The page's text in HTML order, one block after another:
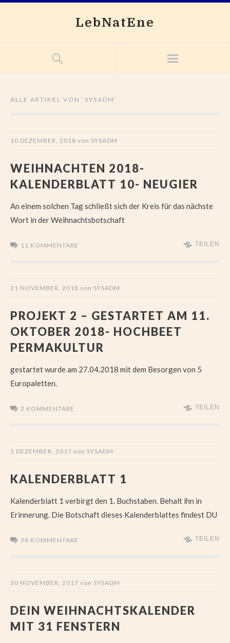
LebNatEne
ALLE ARTIKEL VON ‘ SYSADM ’
10 DEZEMBER, 2018 von SYSADM
WEIHNACHTEN 2018-
KALENDERBLATT 10- NEUGIER
An einem solchen Tag schließt sich der Kreis für das nächste
Wort in der Weihnachtsbotschaft
11 KOMMENTARE TEILEN
21 NOVEMBER, 2018 von SYSADM
PROJEKT 2 – GESTARTET AM 11.
OKTOBER 2018- HOCHBEET
PERMAKULTUR
gestartet wurde am 27.04.2018 mit dem Besorgen von 5
Europaletten.
2 KOMMENTARE TEILEN
1 DEZEMBER, 2017 von SYSADM
KALENDERBLATT 1
Kalenderblatt 1 verbirgt den 1. Buchstaben. Behalt ihn in
Erinnerung. Die Botschaft dieses Kalenderblattes findest DU
28 KOMMENTARE TEILEN
30 NOVEMBER, 2017 von SYSADM
DEIN WEIHNACHTSKALENDER
MIT 31 FENSTERN